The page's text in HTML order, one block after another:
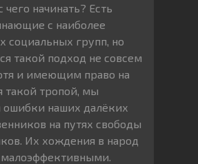
чего начинать? Есть
с наиболее
социальных групп, но
такой подход не совсем
и имеющим право на
такой тропой, мы
ошибки наших далёких
на путях свободы
Их хождения в народ
малоэффективными.